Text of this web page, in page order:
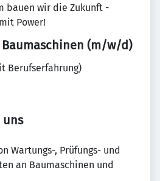
bauen wir die Zukunft -
Power!
(m/w/d)
Berufserfahrung)
uns
Wartungs-, Prüfungs- und
an Baumaschinen und